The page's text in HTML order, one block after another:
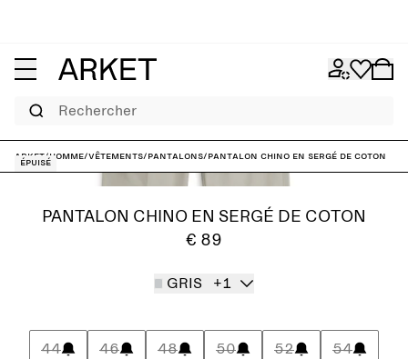
Rechercher
ARKET/Homme/Vêtements/Pantalons/Pantalon chino en sergé de coton
Épuisé
PANTALON CHINO EN SERGÉ DE COTON
€ 89
GRIS +1
44 46 48 50 52 54